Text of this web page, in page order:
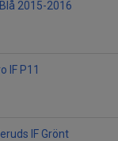
2015-2016
IF P11
IF Grönt